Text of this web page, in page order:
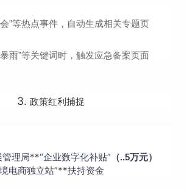
”等热点事件，自动生成相关专题页
雨”等关键词时，触发应急备案页面
3. 政策红利捕捉
理局**“企业数字化补贴” （..5万元）
电商独立站”**扶持资金